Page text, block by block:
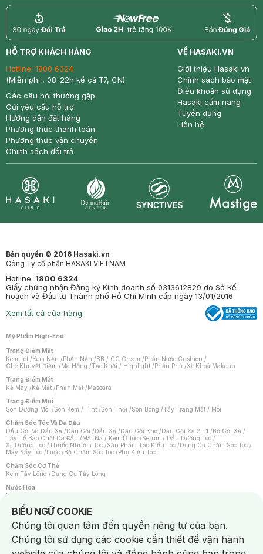
return nowfree price
HỖ TRỢ KHÁCH HÀNG
Hotline: 1800 6324
(Miễn phí , 08-22h kể cả T7, CN)
Các câu hỏi thường gặp
Gửi yêu cầu hỗ trợ
Hướng dẫn đặt hàng
Phương thức thanh toán
Phương thức vận chuyển
Chính sách đổi trả
VỀ HASAKI.VN
Giới thiệu Hasaki.vn
Chính sách bảo mật
Điều khoản sử dụng
Hasaki cẩm nang
Tuyển dụng
Liên hệ
Bản quyền © 2016 Hasaki.vn
Công Ty cổ phần HASAKI VIETNAM
Hotline: 1800 6324
Giấy chứng nhận Đăng ký Kinh doanh số 0313612829 do Sở Kế
hoạch và Đầu tư Thành phố Hồ Chí Minh cấp ngày 13/01/2016
Xem tất cả cửa hàng
Mỹ Phẩm High-End
Trang Điểm Mặt
Kem Lót /Kem Nền /Phấn Nền /BB / CC Cream /Phấn Nước Cushion /
Che Khuyết Điểm /Má Hồng /Tạo Khối / Highlight /Phấn Phủ /Xịt Khoá Makeup
Trang Điểm Mắt
Kẻ Mày /Kẻ Mắt /Phấn Mắt /Mascara
Trang Điểm Môi
Son Dưỡng Môi /Son Kem / Tint /Son Thỏi /Son Bóng /Tẩy Trang Mắt / Môi
Chăm Sóc Tóc Và Da Đầu
Dầu Gội Và Dầu Xả /Dầu Gội /Dầu Xả /Dầu Gội Khô /Dầu Gội Xả 2in1 /Bộ Gội Xả /
Tẩy Tế Bào Chết Da Đầu /Mặt Nạ / Kem Ủ Tóc /Serum / Dầu Dưỡng Tóc /
Xịt Dưỡng Tóc /Thuốc Nhuộm Tóc /Sản Phẩm Tạo Kiểu Tóc /Dụng Cụ Chăm Sóc Tóc /
Máy Sấy Tóc /Lược /Bộ Chăm Sóc Tóc /Phụ Kiện Tóc
Chăm Sóc Cơ Thể
Kem Tẩy Lông /Dụng Cụ Tẩy Lông
Nước Hoa
Nước Hoa Nữ
Chăm Sóc Cá Nhân
Chống Muỗi /Khẩu Trang /Máy Massage/Mặt Nạ Xông Hơi /Nước Rửa Tay/
Sản Phẩm Chăm Sóc Khác /Bàn Chải Đánh Răng /Bàn Chải Điện/
Hỗ Trợ Trắng Răng/Kem Đánh Răng /Máy Tăm Nước/ Nước Súc Miệng/
Tăm / Chỉ Nha Khoa/ Xịt Thơm Miệng / Dung Dịch Vệ Sinh/Dưỡng Vùng Kín/
Khăn Ướt Vệ Sinh Vùng Kín/Băng Vệ Sinh/Tampon/Bọt Cạo Râu /Dao Cạo Râu/
BIỂU NGỮ COOKIE
Notice about cookies usage
Chúng tôi quan tâm đến quyền riêng tư của bạn.
Chúng tôi sử dụng các cookie cần thiết để vận hành